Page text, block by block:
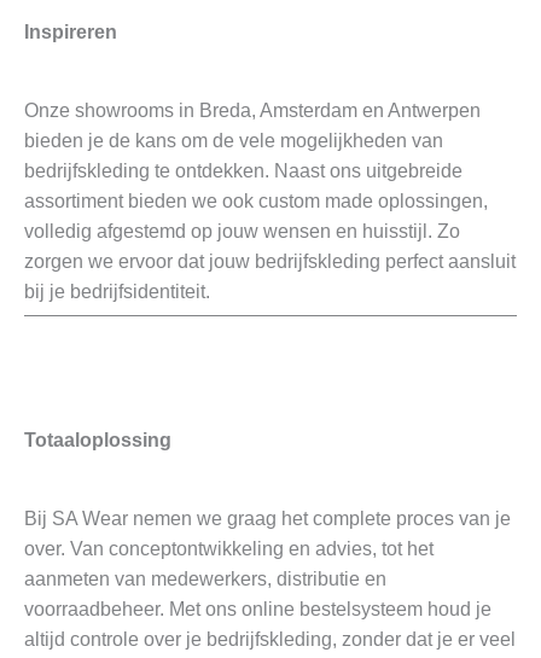
Inspireren
Onze showrooms in Breda, Amsterdam en Antwerpen
bieden je de kans om de vele mogelijkheden van
bedrijfskleding te ontdekken. Naast ons uitgebreide
assortiment bieden we ook custom made oplossingen,
volledig afgestemd op jouw wensen en huisstijl. Zo
zorgen we ervoor dat jouw bedrijfskleding perfect aansluit
bij je bedrijfsidentiteit.
Totaaloplossing
Bij SA Wear nemen we graag het complete proces van je
over. Van conceptontwikkeling en advies, tot het
aanmeten van medewerkers, distributie en
voorraadbeheer. Met ons online bestelsysteem houd je
altijd controle over je bedrijfskleding, zonder dat je er veel